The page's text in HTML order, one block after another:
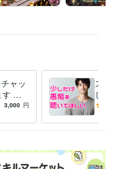
きました
ャッ
す タ
一度
3,000 円
スト
し
族、